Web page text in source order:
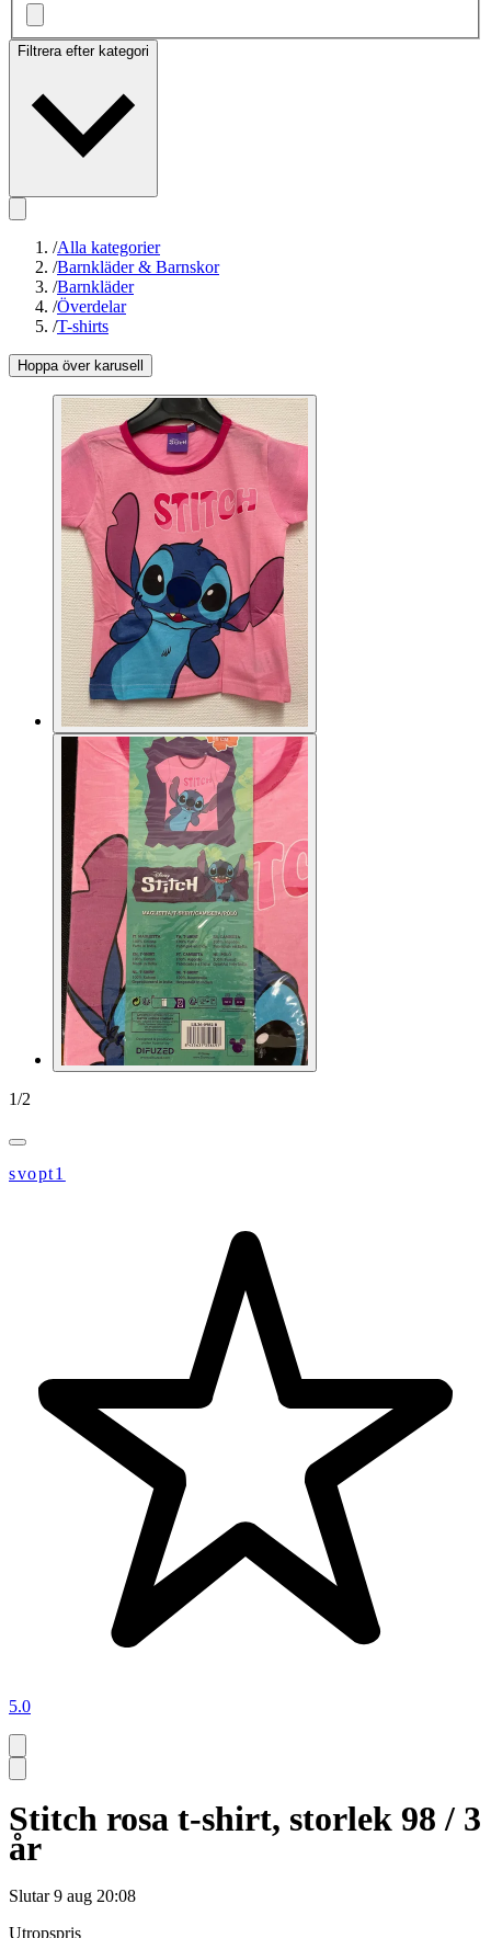
Filtrera efter kategori
/Alla kategorier
/Barnkläder & Barnskor
/Barnkläder
/Överdelar
/T-shirts
Hoppa över karusell
1/2
svopt1
5.0
Stitch rosa t-shirt, storlek 98 / 3
år
Slutar 9 aug 20:08
Utropspris